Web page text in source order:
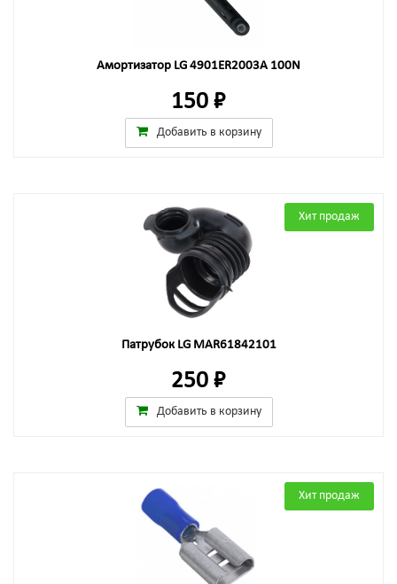
Амортизатор LG 4901ER2003A 100N
150 ₽
Добавить в корзину
Хит продаж
Патрубок LG MAR61842101
250 ₽
Добавить в корзину
Хит продаж